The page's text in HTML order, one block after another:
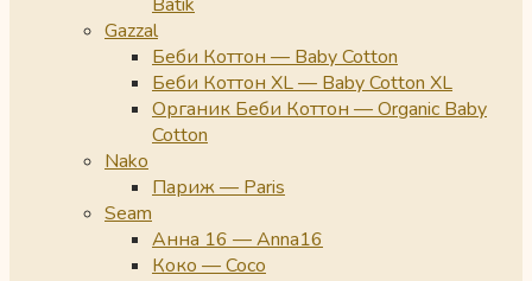
Gazzal
Беби Коттон — Baby Cotton
Беби Коттон XL — Baby Cotton XL
Органик Беби Коттон — Organic Baby
Cotton
Nako
Париж — Paris
Seam
Анна 16 — Anna16
Коко — Coco